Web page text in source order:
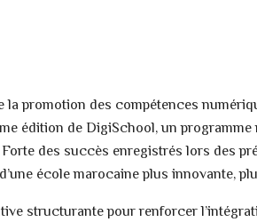
promotion des compétences
édition de DigiSchool, un
des succès enregistrés lors des
école marocaine plus innovante,
structurante pour renforcer